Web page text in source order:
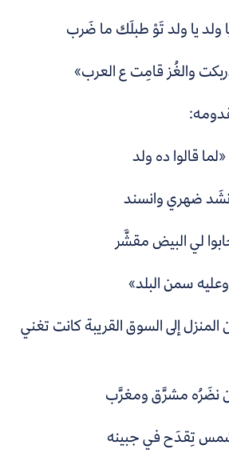
ولد يا ولد تَوْ طبلَك ما ضَرب
والغُز قامِت ع العرب»
«لما قالوا ده ولد
ضهري وانسند
لي البيض مقشَّر
وعليه سمن البلد»
إلى السوق القريبة كانت تغني
نضَرُه مشرَّق ومغرَّب
تِقدَح في جبينه